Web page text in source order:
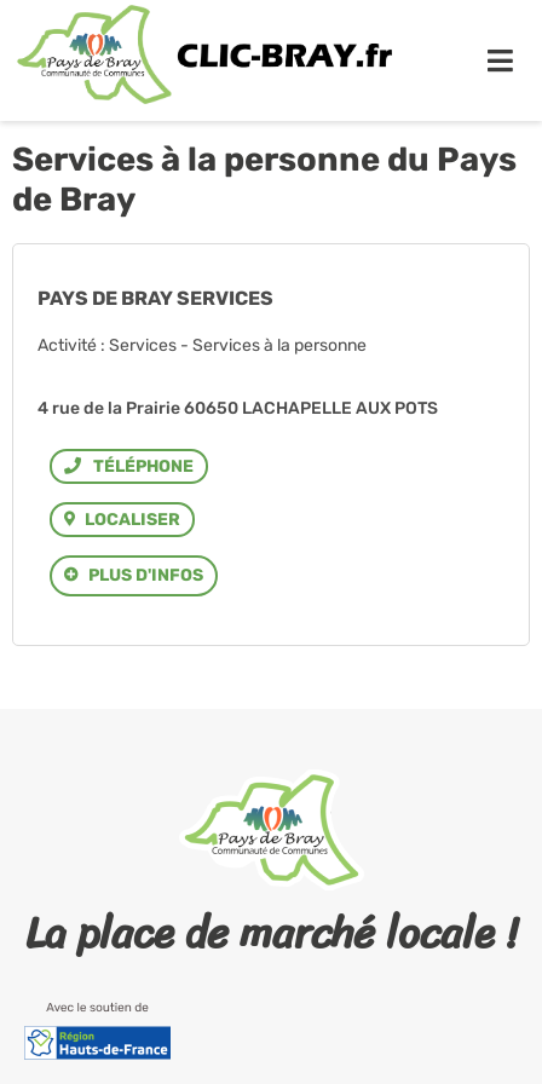
Services à la personne du Pays
de Bray
PAYS DE BRAY SERVICES
Activité : Services - Services à la personne
4 rue de la Prairie 60650 LACHAPELLE AUX POTS
Téléphone
LOCALISER
PLUS D'INFOS
La place de marché locale !